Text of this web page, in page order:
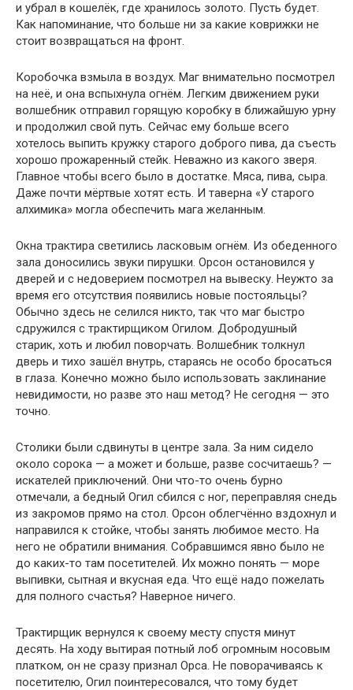
и убрал в кошелёк, где хранилось золото. Пусть будет.
Как напоминание, что больше ни за какие коврижки не
стоит возвращаться на фронт.
Коробочка взмыла в воздух. Маг внимательно посмотрел
на неё, и она вспыхнула огнём. Легким движением руки
волшебник отправил горящую коробку в ближайшую урну
и продолжил свой путь. Сейчас ему больше всего
хотелось выпить кружку старого доброго пива, да съесть
хорошо прожаренный стейк. Неважно из какого зверя.
Главное чтобы всего было в достатке. Мяса, пива, сыра.
Даже почти мёртвые хотят есть. И таверна «У старого
алхимика» могла обеспечить мага желанным.
Окна трактира светились ласковым огнём. Из обеденного
зала доносились звуки пирушки. Орсон остановился у
дверей и с недоверием посмотрел на вывеску. Неужто за
время его отсутствия появились новые постояльцы?
Обычно здесь не селился никто, так что маг быстро
сдружился с трактирщиком Огилом. Добродушный
старик, хоть и любил поворчать. Волшебник толкнул
дверь и тихо зашёл внутрь, стараясь не особо бросаться
в глаза. Конечно можно было использовать заклинание
невидимости, но разве это наш метод? Не сегодня — это
точно.
Столики были сдвинуты в центре зала. За ним сидело
около сорока — а может и больше, разве сосчитаешь? —
искателей приключений. Они что-то очень бурно
отмечали, а бедный Огил сбился с ног, переправляя снедь
из закромов прямо на стол. Орсон облегчённо вздохнул и
направился к стойке, чтобы занять любимое место. На
него не обратили внимания. Собравшимся явно было не
до каких-то там посетителей. Их можно понять — море
выпивки, сытная и вкусная еда. Что ещё надо пожелать
для полного счастья? Наверное ничего.
Трактирщик вернулся к своему месту спустя минут
десять. На ходу вытирая потный лоб огромным носовым
платком, он не сразу признал Орса. Не поворачиваясь к
посетителю, Огил поинтересовался, что тому будет